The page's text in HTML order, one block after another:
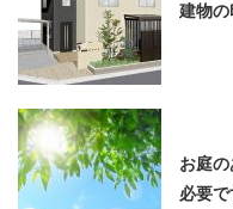
建物
お庭
必要で